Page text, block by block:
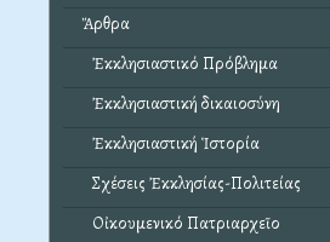
Ἄρθρα
Ἐκκλησιαστικό Πρόβλημα
Ἐκκλησιαστική δικαιοσύνη
Ἐκκλησιαστική Ἱστορία
Σχέσεις Ἐκκλησίας-Πολιτείας
Οἰκουμενικό Πατριαρχεῖο